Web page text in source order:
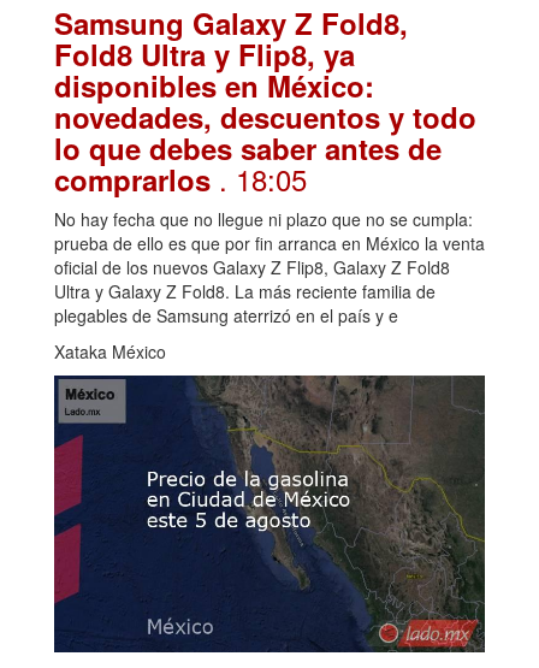
Samsung Galaxy Z Fold8,
Fold8 Ultra y Flip8, ya
disponibles en México:
novedades, descuentos y todo
lo que debes saber antes de
comprarlos . 18:05
No hay fecha que no llegue ni plazo que no se cumpla:
prueba de ello es que por fin arranca en México la venta
oficial de los nuevos Galaxy Z Flip8, Galaxy Z Fold8
Ultra y Galaxy Z Fold8. La más reciente familia de
plegables de Samsung aterrizó en el país y e
Xataka México